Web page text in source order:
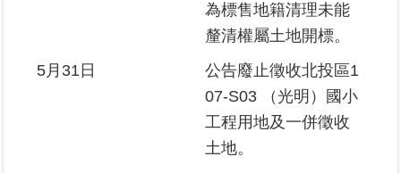
為標售地籍清理未能
釐清權屬土地開標。
5月31日
公告廢止徵收北投區1
07-S03 （光明）國小
工程用地及一併徵收
土地。